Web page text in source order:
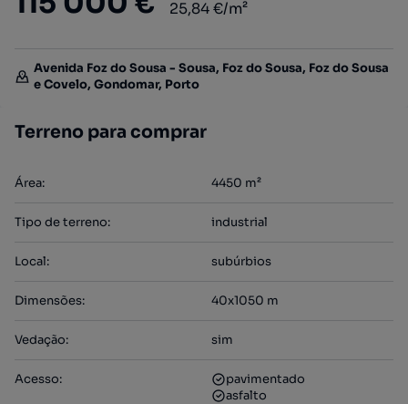
25,84 €/m²
Avenida Foz do Sousa - Sousa, Foz do Sousa, Foz do Sousa
e Covelo, Gondomar, Porto
Terreno para comprar
Área: 4450 m²
Tipo de terreno: industrial
Local: subúrbios
Dimensões: 40x1050 m
Vedação: sim
Acesso:
pavimentado
asfalto